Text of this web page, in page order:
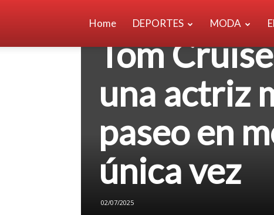
Home DEPORTES MODA
ENTRETENIMIENTO
Tom
una actriz
paseo en
única vez
02/07/2025